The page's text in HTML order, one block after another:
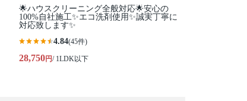
🌟ハウスクリーニング全般対応🌟安心の
100%自社施工✨エコ洗剤使用✨誠実丁寧に
対応致します✨
4.84(45件)
28,750円/ 1LDK以下